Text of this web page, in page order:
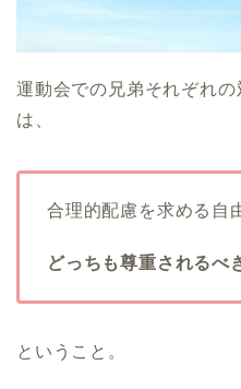
運動会での兄弟それぞれ
は、
合理的配慮を求める自
どっちも尊重されるべ
ということ。